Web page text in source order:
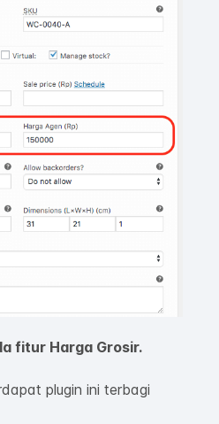
fitur Harga Grosir.
plugin ini terbagi